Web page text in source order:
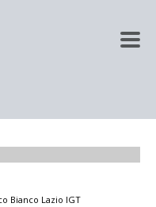
Bianco Lazio IGT